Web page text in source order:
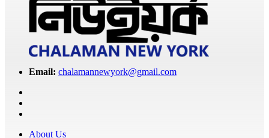
Email: chalamannewyork@gmail.com
About Us